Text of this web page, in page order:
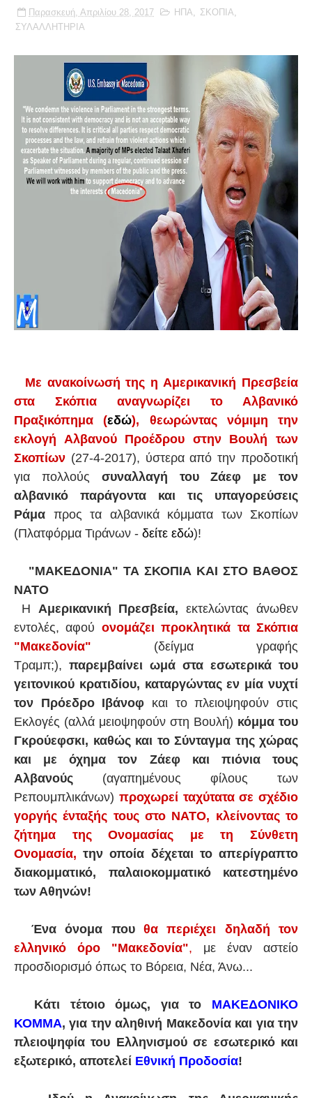
Παρασκευή, Απριλίου 28, 2017 ΗΠΑ, ΣΚΟΠΙΑ,
ΣΥΛΑΛΛΗΤΗΡΙΑ
Με ανακοίνωσή της η Αμερικανική Πρεσβεία
στα Σκόπια αναγνωρίζει το Αλβανικό
Πραξικόπημα (εδώ), θεωρώντας νόμιμη την
εκλογή Αλβανού Προέδρου στην Βουλή των
Σκοπίων (27-4-2017), ύστερα από την προδοτική
για πολλούς συναλλαγή του Ζάεφ με τον
αλβανικό παράγοντα και τις υπαγορεύσεις
Ράμα προς τα αλβανικά κόμματα των Σκοπίων
(Πλατφόρμα Τιράνων - δείτε εδώ)!
"ΜΑΚΕΔΟΝΙΑ" ΤΑ ΣΚΟΠΙΑ ΚΑΙ ΣΤΟ ΒΑΘΟΣ
ΝΑΤΟ
Η Αμερικανική Πρεσβεία,εκτελώντας άνωθεν
εντολές, αφού ονομάζει προκλητικά τα Σκόπια
"Μακεδονία" (δείγμα γραφής
Τραμπ;), παρεμβαίνει ωμά στα εσωτερικά του
γειτονικού κρατιδίου, καταργώντας εν μία νυχτί
τον Πρόεδρο Ιβάνοφ και το πλειοψηφούν στις
Εκλογές (αλλά μειοψηφούν στη Βουλή) κόμμα του
Γκρούεφσκι, καθώς και το Σύνταγμα της χώρας
και με όχημα τον Ζάεφ και πιόνια τους
Αλβανούς (αγαπημένους φίλους των
Ρεπουμπλικάνων) προχωρεί ταχύτατα σε σχέδιο
γοργής ένταξής τους στο ΝΑΤΟ, κλείνοντας το
ζήτημα της Ονομασίας με τη Σύνθετη
Ονομασία,την οποία δέχεται το απερίγραπτο
διακομματικό, παλαιοκομματικό κατεστημένο
των Αθηνών!
Ένα όνομα που θα περιέχει δηλαδή τον
ελληνικό όρο "Μακεδονία", με έναν αστείο
προσδιορισμό όπως το Βόρεια, Νέα, Άνω...
Κάτι τέτοιο όμως, για το ΜΑΚΕΔΟΝΙΚΟ
ΚΟΜΜΑ, για την αληθινή Μακεδονία και για την
πλειοψηφία του Ελληνισμού σε εσωτερικό και
εξωτερικό, αποτελεί Εθνική Προδοσία!